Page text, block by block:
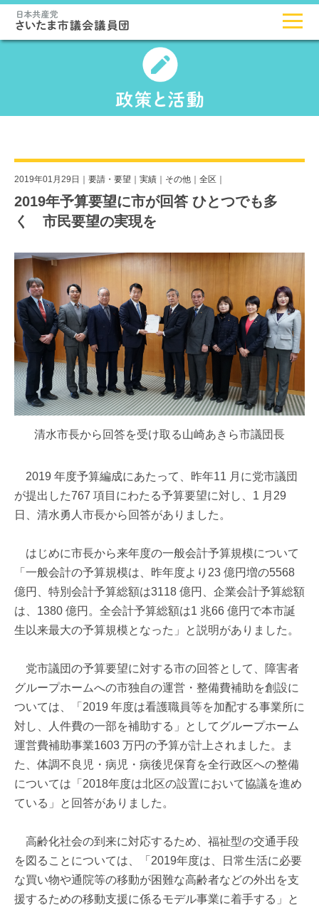
2019年01月29日｜ 要請・要望 実績 その他 全区
2019年予算要望に市が回答 ひとつでも多
く 市民要望の実現を
清水市長から回答を受け取る山崎あきら市議団長
2019 年度予算編成にあたって、昨年11 月に党市議団
が提出した767 項目にわたる予算要望に対し、1 月29
日、清水勇人市長から回答がありました。
はじめに市長から来年度の一般会計予算規模について
「一般会計の予算規模は、昨年度より23 億円増の5568
億円、特別会計予算総額は3118 億円、企業会計予算総額
は、1380 億円。全会計予算総額は1 兆66 億円で本市誕
生以来最大の予算規模となった」と説明がありました。
党市議団の予算要望に対する市の回答として、障害者
グループホームへの市独自の運営・整備費補助を創設に
ついては、「2019 年度は看護職員等を加配する事業所に
対し、人件費の一部を補助する」としてグループホーム
運営費補助事業1603 万円の予算が計上されました。ま
た、体調不良児・病児・病後児保育を全行政区への整備
については「2018年度は北区の設置において協議を進め
ている」と回答がありました。
高齢化社会の到来に対応するため、福祉型の交通手段
を図ることについては、「2019年度は、日常生活に必要
な買い物や通院等の移動が困難な高齢者などの外出を支
援するための移動支援に係るモデル事業に着手する」と